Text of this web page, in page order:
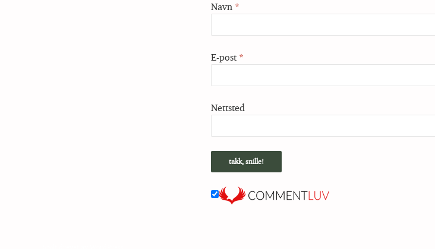
Navn *
E-post *
Nettsted